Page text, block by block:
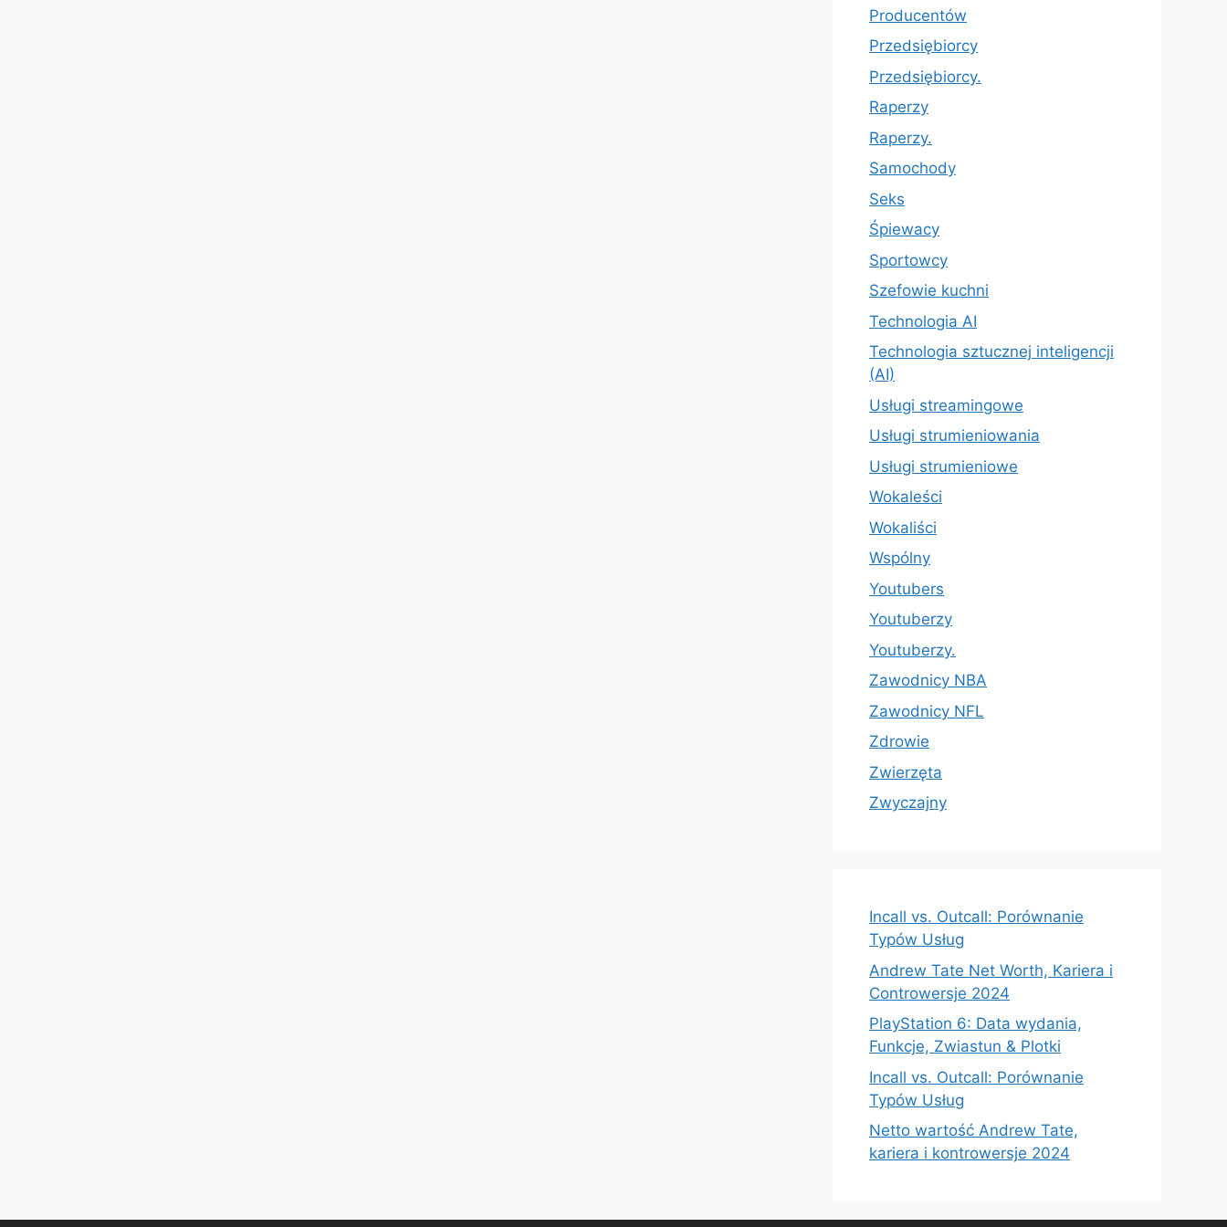
Producentów
Przedsiębiorcy
Przedsiębiorcy.
Raperzy
Raperzy.
Samochody
Seks
Śpiewacy
Sportowcy
Szefowie kuchni
Technologia AI
Technologia sztucznej inteligencji
(AI)
Usługi streamingowe
Usługi strumieniowania
Usługi strumieniowe
Wokaleści
Wokaliści
Wspólny
Youtubers
Youtuberzy
Youtuberzy.
Zawodnicy NBA
Zawodnicy NFL
Zdrowie
Zwierzęta
Zwyczajny
Incall vs. Outcall: Porównanie
Typów Usług
Andrew Tate Net Worth, Kariera i
Controwersje 2024
PlayStation 6: Data wydania,
Funkcje, Zwiastun & Plotki
Incall vs. Outcall: Porównanie
Typów Usług
Netto wartość Andrew Tate,
kariera i kontrowersje 2024